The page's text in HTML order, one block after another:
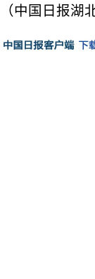
（中国日报湖